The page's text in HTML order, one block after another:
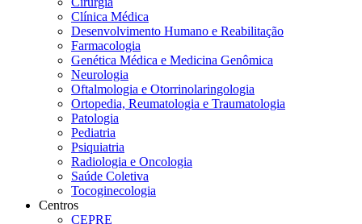
Clínica Médica
Desenvolvimento Humano e Reabilitação
Farmacologia
Genética Médica e Medicina Genômica
Neurologia
Oftalmologia e Otorrinolaringologia
Ortopedia, Reumatologia e Traumatologia
Patologia
Pediatria
Psiquiatria
Radiologia e Oncologia
Saúde Coletiva
Tocoginecologia
Centros
CEPRE